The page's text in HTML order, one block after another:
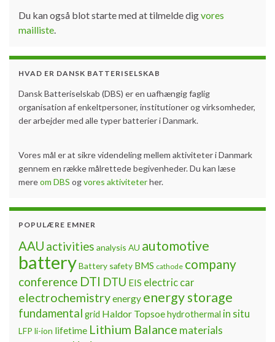
Du kan også blot starte med at tilmelde digvores
mailliste.
HVAD ER DANSK BATTERISELSKAB
Dansk Batteriselskab (DBS) er en uafhængig faglig
organisation af enkeltpersoner, institutioner og virksomheder,
der arbejder med alle typer batterier i Danmark.
Vores mål er at sikre videndeling mellem aktiviteter i Danmark
gennem en række målrettede begivenheder. Du kan læse
mereom DBS ogvores aktiviteterher.
POPULÆRE EMNER
AAU activities analysis AU automotive
batteryBattery safety BMS cathode company
conference DTI DTU EIS electric car
electrochemistryenergy energy storage
fundamental grid Haldor Topsoehydrothermal in situ
LFP li-ion lifetime Lithium Balance materials